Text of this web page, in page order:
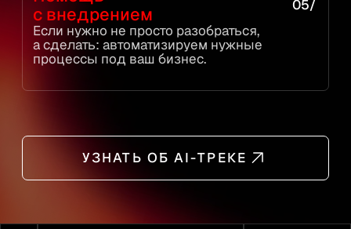
03
02
ЗНАКОМСТВО